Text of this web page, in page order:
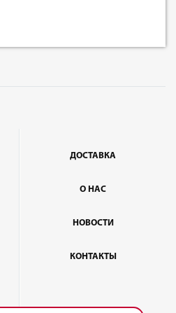
ДОСТАВКА
О НАС
НОВОСТИ
КОНТАКТЫ